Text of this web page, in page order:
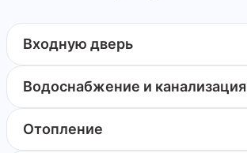
Входную дверь
Водоснабжение и канализация
Отопление